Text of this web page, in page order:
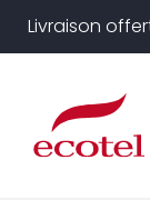
Livraison
Panneau de